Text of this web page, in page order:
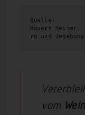
Quelle:
Robert Heiner,
rg und
vom